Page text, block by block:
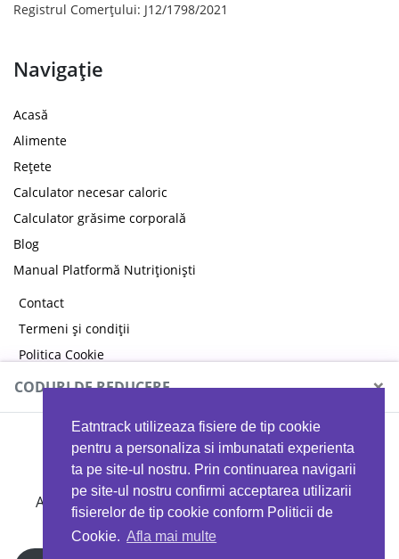
Eatntrack utilizeaza fisiere de tip cookie
pentru a personaliza si imbunatati experienta
ta pe site-ul nostru. Prin continuarea navigarii
pe site-ul nostru confirmi acceptarea utilizarii
fisierelor de tip cookie conform Politicii de
Cookie. Afla mai multe
Registrul Comerțului: J12/1798/2021
Navigație
Acasă
Alimente
Rețete
Calculator necesar caloric
Calculator grăsime corporală
Blog
Manual Platformă Nutriționiști
Contact
Termeni și condiții
Politica Cookie
Politica de confidențialitate
CODURI DE REDUCERE ×
MYPROTEIN
Ai 40%reducere la orice comandă folosind codul
EATTRACK